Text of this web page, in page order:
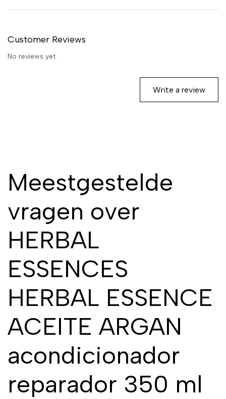
met droog haar dat voeding en
herstellende
conditionerbehandeling.
Customer Reviews
No reviews yet.
Write a review
Meestgestelde
vragen over
HERBAL
ESSENCES
HERBAL ESSENCE
ACEITE ARGAN
acondicionador
reparador 350 ml